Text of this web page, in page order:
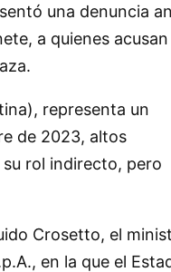
una denuncia
a quienes acusan
representa un
de 2023, altos
rol indirecto, pero
Crosetto, el
en la que el